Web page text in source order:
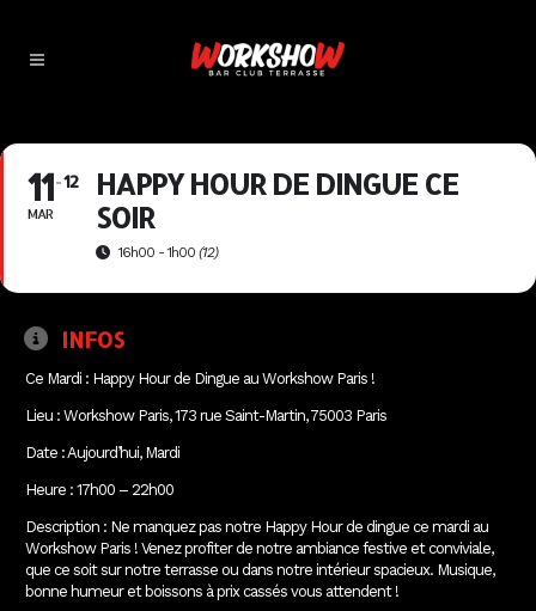
11
MAR
12
HAPPY HOUR DE DINGUE CE
SOIR
16h00 - 1h00 (12)
INFOS
Ce Mardi : Happy Hour de Dingue au Workshow Paris !
Lieu : Workshow Paris, 173 rue Saint-Martin, 75003 Paris
Date : Aujourd’hui, Mardi
Heure : 17h00 – 22h00
Description : Ne manquez pas notre Happy Hour de dingue ce mardi au
Workshow Paris ! Venez profiter de notre ambiance festive et conviviale,
que ce soit sur notre terrasse ou dans notre intérieur spacieux. Musique,
bonne humeur et boissons à prix cassés vous attendent !